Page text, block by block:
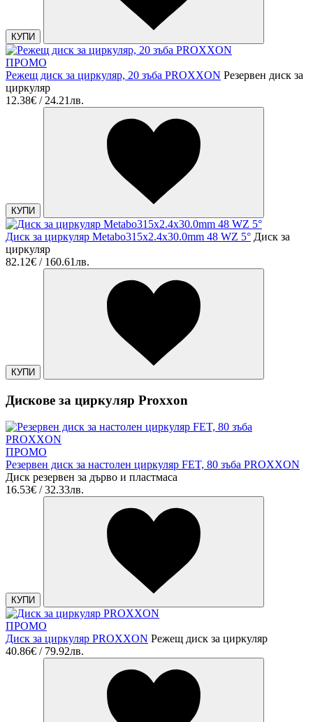
КУПИ
ПРОМО
Режещ диск за циркуляр, 20 зъба PROXXON Резервен диск за
циркуляр
12.38€ / 24.21лв.
КУПИ
Диск за циркуляр Metabo315х2.4х30.0mm 48 WZ 5° Диск за
циркуляр
82.12€ / 160.61лв.
КУПИ
Дискове за циркуляр Proxxon
ПРОМО
Резервен диск за настолен циркуляр FET, 80 зъба PROXXON
Диск резервен за дърво и пластмаса
16.53€ / 32.33лв.
КУПИ
ПРОМО
Диск за циркуляр PROXXON Режещ диск за циркуляр
40.86€ / 79.92лв.